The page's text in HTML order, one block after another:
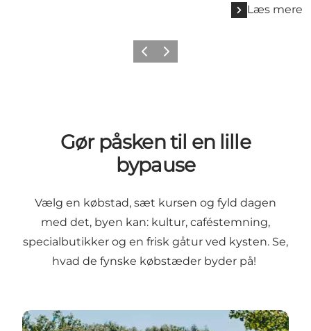
Læs mere
ForrigeNæste
Gør påsken til en lille
bypause
Vælg en købstad, sæt kursen og fyld dagen
med det, byen kan: kultur, caféstemning,
specialbutikker og en frisk gåtur ved kysten. Se,
hvad de fynske købstæder byder på!
Bliv inspireret til oplevelser i Odense